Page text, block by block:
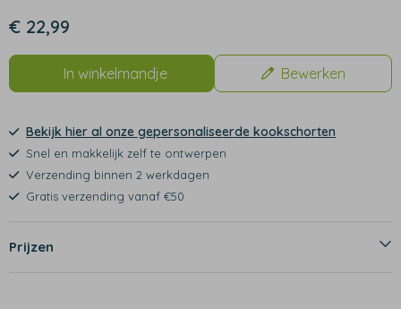
€ 22,99
In winkelmandje Bewerken
Bekijk hier al onze gepersonaliseerde kookschorten
Snel en makkelijk zelf te ontwerpen
Verzending binnen 2 werkdagen
Gratis verzending vanaf €50
Prijzen